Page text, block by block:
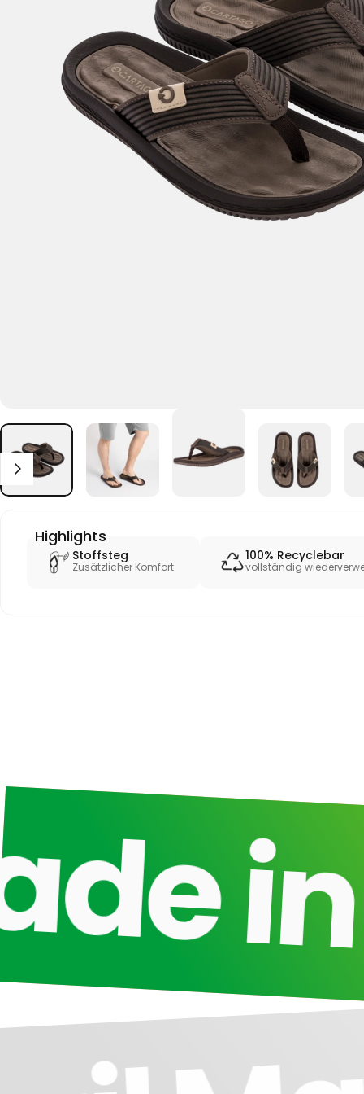
Highlights
Stoffsteg
Zusätzlicher Komfort
100% Recyclebar
vollständig
in